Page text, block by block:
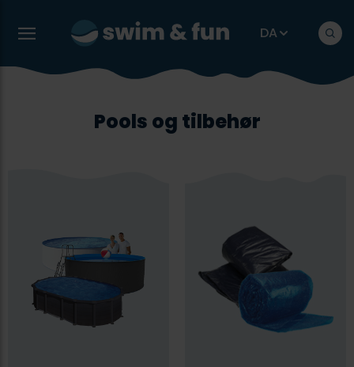
DA
Pools og tilbehør